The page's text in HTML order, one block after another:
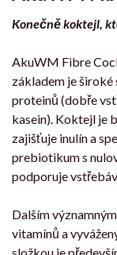
Konečně koktejl,
AkuWM Fibre
základem je
proteinů (dobře
kasein). Koktejl je
zajišťuje inulín a
prebiotikum s
podporuje
Dalším
vitamínů a